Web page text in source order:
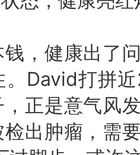
，健康出了
David打拼
正是意气风
出肿瘤，需